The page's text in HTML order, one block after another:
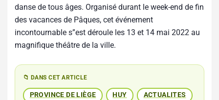
danse de tous âges. Organisé durant le week-end de fin
des vacances de Pâques, cet événement
incontournable s”est déroule les 13 et 14 mai 2022 au
magnifique théâtre de la ville.
📁 DANS CET ARTICLE
PROVINCE DE LIÈGE HUY ACTUALITES